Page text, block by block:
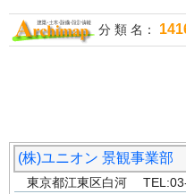
分 類 名：
(株)ユニオン 景観事業部
東京都江東区白河